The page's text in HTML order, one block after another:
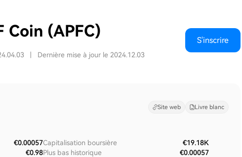
Coin (APFC)
Dernière mise à jour le 2024.12.03
S'inscrire
Site web Livre blanc
€0.00057
€0.98
Capitalisation boursière
€19.18K
Plus bas historique
€0.00057